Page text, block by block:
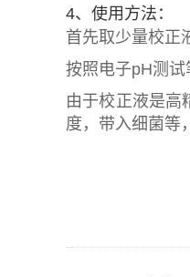
4、使用方法：
首先取少量校正
按照电子pH测试
由于校正液是高
度，带入细菌等